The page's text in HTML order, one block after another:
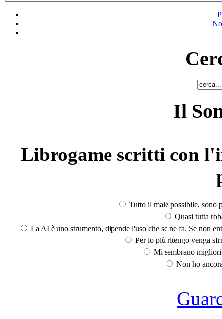
Il
Librogame scritti con
Tutto il male possibile, sono
Quasi tutta
La AI è uno strumento, dipende l'uso che se ne fa. Se non
Per lo più ritengo venga
Mi sembrano
Non ho